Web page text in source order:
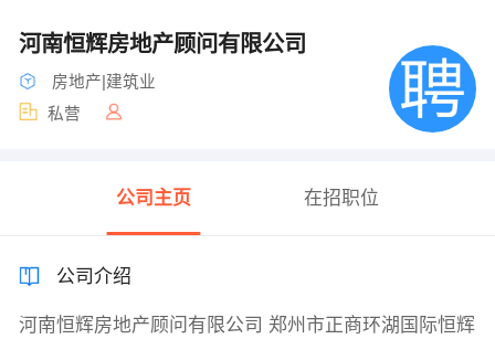
河南恒辉房地产顾问有限公司
房地产|建筑业
私营
公司主页 在招职位
公司介绍
河南恒辉房地产顾问有限公司 郑州市正商环湖国际恒辉